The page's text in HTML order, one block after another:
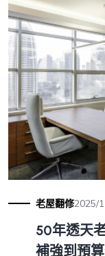
老屋翻修2025/
50年透天
補強到預